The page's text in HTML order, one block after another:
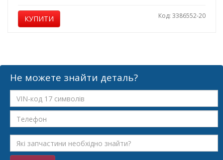
КУПИТИ Код: 3386552-20
Не можете знайти деталь?